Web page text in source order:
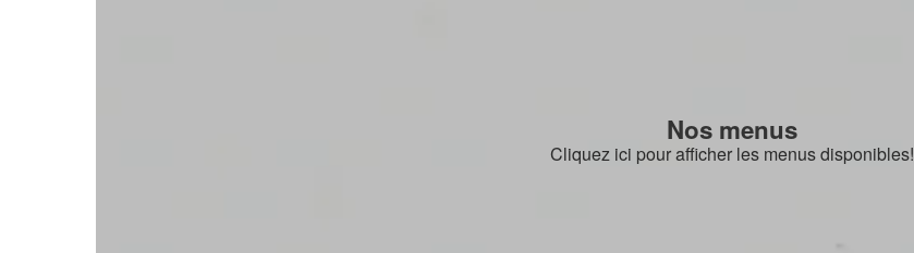
Nos menus
Cliquez ici pour afficher les menus disponibles!